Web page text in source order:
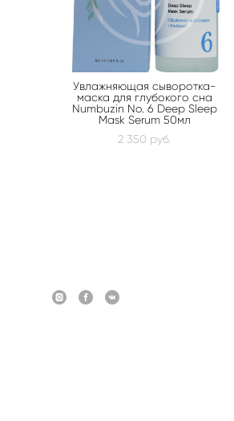
Увлажняющая сыворотка-
маска для глубокого сна
Numbuzin No. 6 Deep Sleep
Mask Serum 50мл
2 350 pуб.